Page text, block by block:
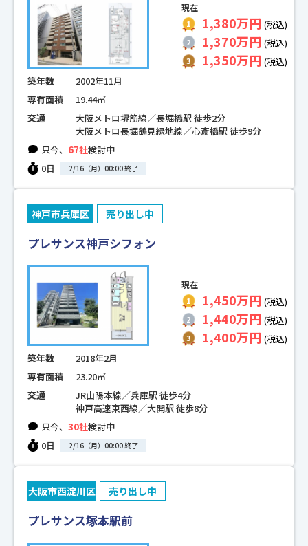
現在
1,380万円 (税込)
1,370万円 (税込)
1,350万円 (税込)
築年数
2002年11月
専有面積
19.44㎡
交通
大阪メトロ堺筋線／長堀橋駅 徒歩2分
大阪メトロ長堀鶴見緑地線／心斎橋駅 徒歩9分
只今、 67社検討中
0日
2/16（月）00:00 終了
神戸市兵庫区 売り出し中
プレサンス神戸シフォン
現在
1,450万円 (税込)
1,440万円 (税込)
1,400万円 (税込)
築年数
2018年2月
専有面積
23.20㎡
交通
JR山陽本線／兵庫駅 徒歩4分
神戸高速東西線／大開駅 徒歩8分
只今、 30社検討中
0日
2/16（月）00:00 終了
大阪市西淀川区 売り出し中
プレサンス塚本駅前